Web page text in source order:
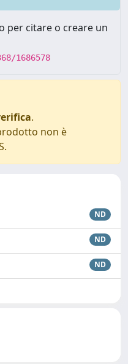
per citare o creare un
1686578
.
non è
ND
ND
ND